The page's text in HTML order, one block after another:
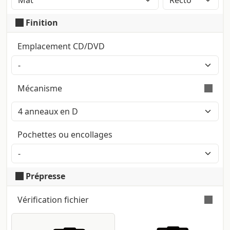
l'effet esthétique, le pelliculage accroît la durabilité
de l'imprimé et défend des craquelures de
Finition
Emplacement CD/DVD
Mécanisme
Optez pour notre service d'impression en
ligne pour obtenir vos4 anneaux en Dde
la plus haute qualité. Nous nous
solutions d'impression innovantes pour
répondre à tous vos besoins.
Nos4 anneaux en D
les normes les plus strictes du secteur,
garantissant une durabilité et une
Pochettes ou encollages
Prépresse
Vérification fichier